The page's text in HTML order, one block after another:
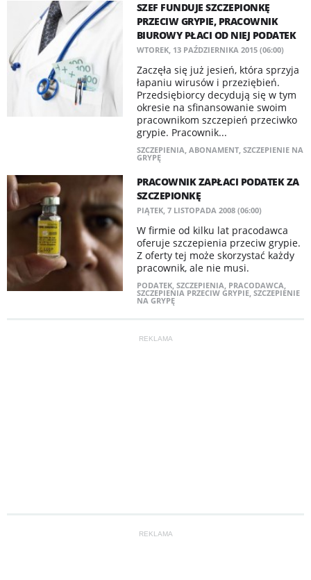
SZEF FUNDUJE SZCZEPIONKĘ
PRZECIW GRYPIE, PRACOWNIK
BIUROWY PŁACI OD NIEJ PODATEK
WTOREK, 13 PAŹDZIERNIKA 2015 (06:00)
Zaczęła się już jesień, która sprzyja
łapaniu wirusów i przeziębień.
Przedsiębiorcy decydują się w tym
okresie na sfinansowanie swoim
pracownikom szczepień przeciwko
grypie. Pracownik...
SZCZEPIENIA, ABONAMENT, SZCZEPIENIE NA
GRYPĘ
PRACOWNIK ZAPŁACI PODATEK ZA
SZCZEPIONKĘ
PIĄTEK, 7 LISTOPADA 2008 (06:00)
W firmie od kilku lat pracodawca
oferuje szczepienia przeciw grypie.
Z oferty tej może skorzystać każdy
pracownik, ale nie musi.
PODATEK, SZCZEPIENIA, PRACODAWCA,
SZCZEPIENIA PRZECIW GRYPIE, SZCZEPIENIE
NA GRYPĘ
REKLAMA
REKLAMA